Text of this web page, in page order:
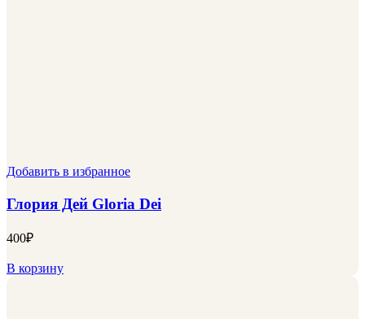
Добавить в избранное
Глория Дей Gloria Dei
400₽
В корзину